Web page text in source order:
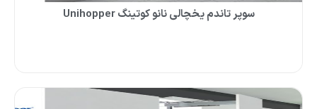
سوپر تاندم یخچالی نانو کوتینگ Unihopper